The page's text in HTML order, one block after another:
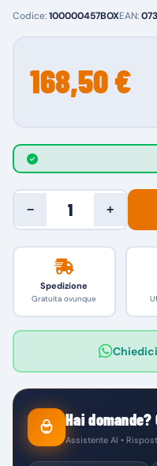
Codice:100000457BOXEAN:
168,50 €
− +
Spedizione
Gratuita ovunque
Hai domande?
Assistente AI •